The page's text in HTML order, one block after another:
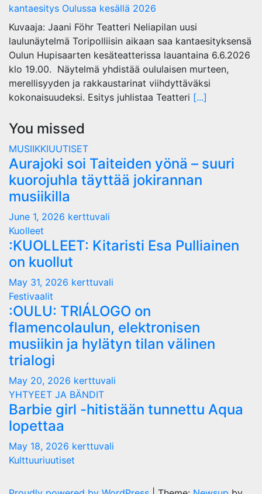
kantaesitys Oulussa kesällä 2026
Kuvaaja: Jaani Föhr Teatteri Neliapilan uusi
laulunäytelmä Toripolliisin aikaan saa kantaesityksensä
Oulun Hupisaarten kesäteatterissa lauantaina 6.6.2026
klo 19.00. Näytelmä yhdistää oululaisen murteen,
merellisyyden ja rakkaustarinat viihdyttäväksi
kokonaisuudeksi. Esitys juhlistaa Teatteri [...]
You missed
MUSIIKKIUUTISET
Aurajoki soi Taiteiden yönä – suuri
kuorojuhla täyttää jokirannan
musiikilla
June 1, 2026 kerttuvali
Kuolleet
:KUOLLEET: Kitaristi Esa Pulliainen
on kuollut
May 31, 2026 kerttuvali
Festivaalit
:OULU: TRIÁLOGO on
flamencolaulun, elektronisen
musiikin ja hylätyn tilan välinen
trialogi
May 20, 2026 kerttuvali
YHTYEET JA BÄNDIT
Barbie girl -hitistään tunnettu Aqua
lopettaa
May 18, 2026 kerttuvali
Kulttuuriuutiset